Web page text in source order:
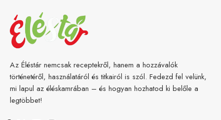
Az Éléstár nemcsak receptekről, hanem a hozzávalók
történetéről, használatáról és titkairól is szól. Fedezd fel velünk,
mi lapul az éléskamrában – és hogyan hozhatod ki belőle a
legtöbbet!